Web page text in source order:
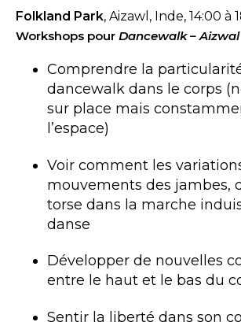
Folkland Park, Aizawl, Inde, 14:00 à
Workshops pour Dancewalk – Aizwal
Comprendre la
dancewalk dans le corps
sur place mais
l’espace)
Voir comment les
mouvements des jambes,
torse dans la marche
danse
Développer de nouvelles
entre le haut et le bas du
Sentir la liberté dans son